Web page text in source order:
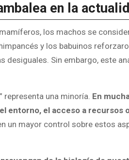
en la
los machos se
y los babuinos
Sin embargo, este
representa una minoría. En
entorno, el acceso a recursos
un mayor control sobre estos